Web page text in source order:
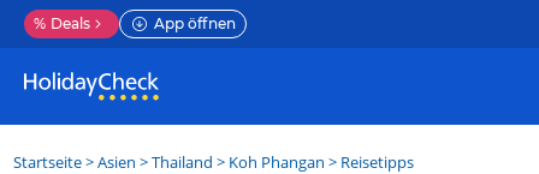
% Deals App öffnen
Startseite>Asien >Thailand > Koh Phangan > Reisetipps